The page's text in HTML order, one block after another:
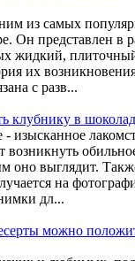
из самых
Он представлен в
жидкий,
их
с разв...
клубнику в
изысканное
возникнуть
оно выглядит.
на
дл...
можно